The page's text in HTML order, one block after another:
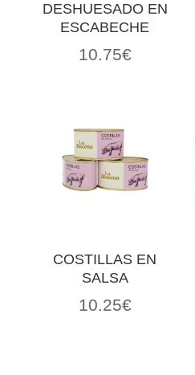
DESHUESADO EN
ESCABECHE
10.75€
COSTILLAS EN
SALSA
10.25€